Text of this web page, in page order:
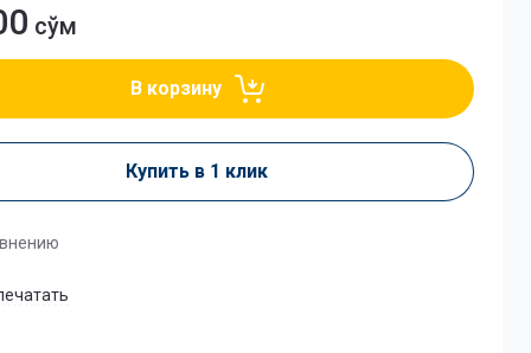
сўм
В корзину
Купить в 1 клик